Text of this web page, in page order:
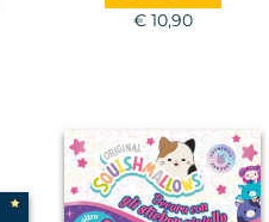
€ 10,90